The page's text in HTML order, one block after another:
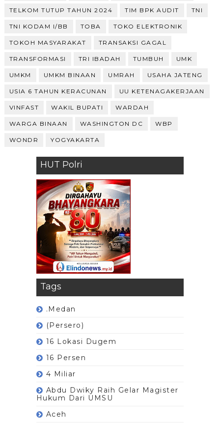
TELKOM TUTUP TAHUN 2024 TIM BPK AUDIT TNI
TNI KODAM I/BB TOBA TOKO ELEKTRONIK
TOKOH MASYARAKAT TRANSAKSI GAGAL
TRANSFORMASI TRI IBADAH TUMBUH UMK
UMKM UMKM BINAAN UMRAH USAHA JATENG
USIA 6 TAHUN KERACUNAN UU KETENAGAKERJAAN
VINFAST WAKIL BUPATI WARDAH
WARGA BINAAN WASHINGTON DC WBP
WONDR YOGYAKARTA
HUT Polri
Tags
.Medan
(Persero)
16 Lokasi Dugem
16 Persen
4 Miliar
Abdu Dwiky Raih Gelar Magister
Hukum Dari UMSU
Aceh